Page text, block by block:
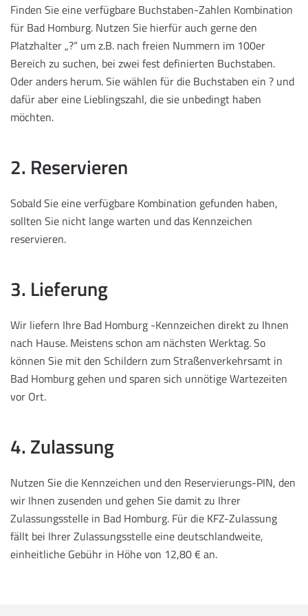
Finden Sie eine verfügbare Buchstaben-Zahlen Kombination
für Bad Homburg. Nutzen Sie hierfür auch gerne den
Platzhalter „?“ um z.B. nach freien Nummern im 100er
Bereich zu suchen, bei zwei fest definierten Buchstaben.
Oder anders herum. Sie wählen für die Buchstaben ein ? und
dafür aber eine Lieblingszahl, die sie unbedingt haben
möchten.
2. Reservieren
Sobald Sie eine verfügbare Kombination gefunden haben,
sollten Sie nicht lange warten und das Kennzeichen
reservieren.
3. Lieferung
Wir liefern Ihre Bad Homburg -Kennzeichen direkt zu Ihnen
nach Hause. Meistens schon am nächsten Werktag. So
können Sie mit den Schildern zum Straßenverkehrsamt in
Bad Homburg gehen und sparen sich unnötige Wartezeiten
vor Ort.
4. Zulassung
Nutzen Sie die Kennzeichen und den Reservierungs-PIN, den
wir Ihnen zusenden und gehen Sie damit zu Ihrer
Zulassungsstelle in Bad Homburg. Für die KFZ-Zulassung
fällt bei Ihrer Zulassungsstelle eine deutschlandweite,
einheitliche Gebühr in Höhe von 12,80 € an.